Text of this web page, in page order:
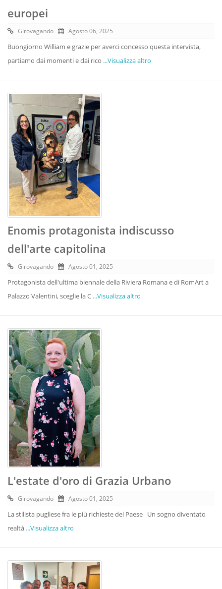
europei
Girovagando Agosto 06, 2025
Buongiorno William e grazie per averci concesso questa intervista,
partiamo dai momenti e dai rico ...Visualizza altro
Enomis protagonista indiscusso
dell'arte capitolina
Girovagando Agosto 01, 2025
Protagonista dell'ultima biennale della Riviera Romana e di RomArt a
Palazzo Valentini, sceglie la C ...Visualizza altro
L'estate d'oro di Grazia Urbano
Girovagando Agosto 01, 2025
La stilista pugliese fra le più richieste del Paese Un sogno diventato
realtà ...Visualizza altro